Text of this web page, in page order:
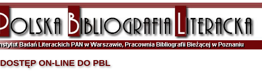
DOSTĘP ON-LINE DO PBL